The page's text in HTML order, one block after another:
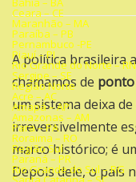
A política brasileira
chamamos de
um sistema deixa
irreversivelmente
marco histórico; é
Depois dele, o país
Ceara – CE
Maranhão – MA
Paraíba – PB
Pernambuco -PE
Piauí – PI
Rio Grande do Norte – RN
Sergipe – SE
Região Norte
Acre – AC
Amapá – AP
Amazonas – AM
Para – PA
Roraima – RO
Região Sul
Paraná – PR
Rio Grande do Sul – RG